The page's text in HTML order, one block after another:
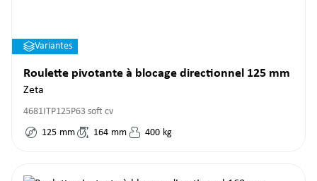
Variantes
Roulette pivotante à blocage directionnel 125 mm
Zeta
4681ITP125P63 soft cv
125 mm 164 mm 400 kg